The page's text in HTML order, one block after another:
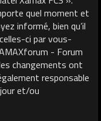
quel moment et
informé, bien qu’il
ci par vous-
- Forum
changements ont
responsable
et/ou